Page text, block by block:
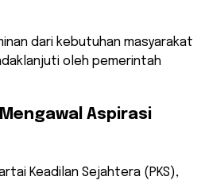
dari kebutuhan masyarakat
oleh pemerintah
Aspirasi
Keadilan Sejahtera (PKS),